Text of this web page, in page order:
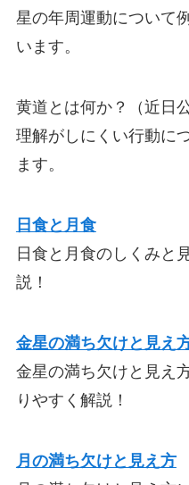
星の年周運動について
います。
黄道とは何か？（近日公
理解がしにくい行動に
ます。
日食と月食
日食と月食のしくみと
説！
金星の満ち欠けと見え
金星の満ち欠けと見え
りやすく解説！
月の満ち欠けと見え方